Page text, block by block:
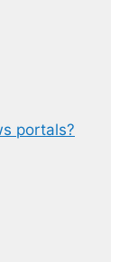
portals?